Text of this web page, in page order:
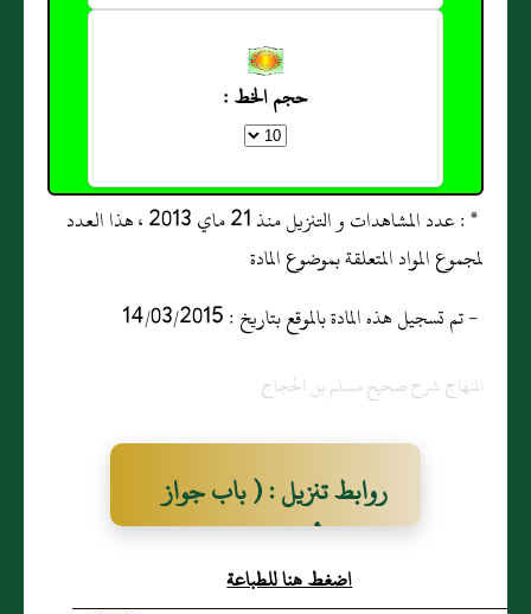
حجم الخط :
* : عدد المشاهدات و التنزيل منذ 21 ماي 2013 ، هذا العدد
لمجموع المواد المتعلقة بموضوع المادة
- تم تسجيل هذه المادة بالموقع بتاريخ : 14/03/2015
المنهاج شرح صحيح مسلم بن الحجاج
روابط تنزيل : ( باب جواز
حلق الرأس للمحرم إذا كان
به أذى )
اضغط هنا للطباعة